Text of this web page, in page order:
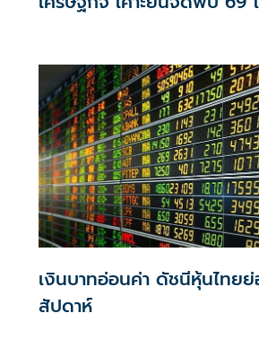
เงินบาทอ่อนค่า ดัชนีหุ้นไทย
สัปดาห์